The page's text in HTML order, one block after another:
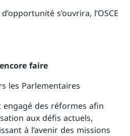
s’ouvrira, l’OSCE
faire
les Parlementaires
engagé des réformes afin
aux défis actuels,
à l’avenir des missions